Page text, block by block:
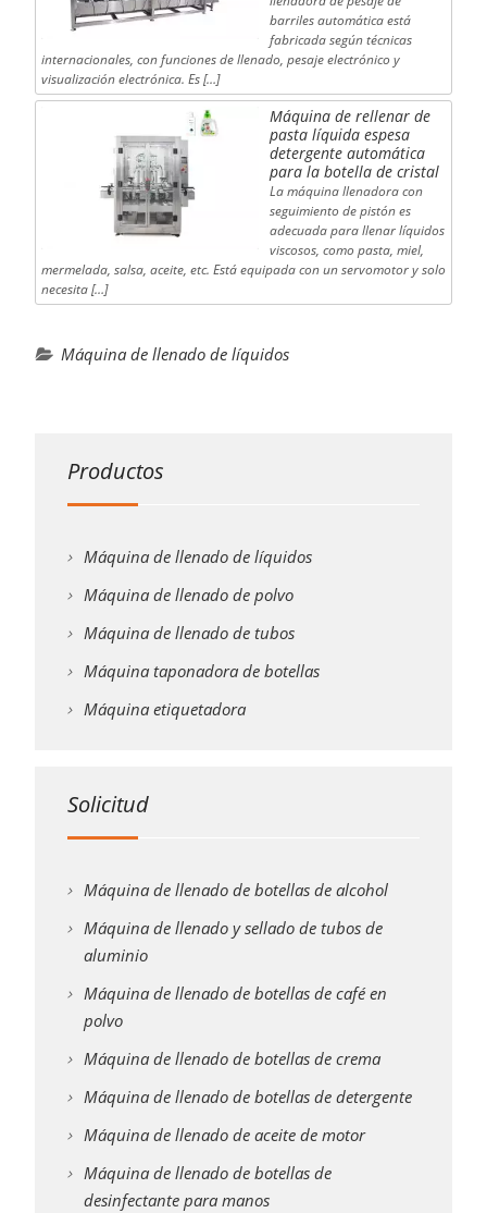
barriles automática está
fabricada según técnicas
internacionales, con funciones de llenado, pesaje electrónico y
visualización electrónica. Es […]
Máquina de rellenar de
pasta líquida espesa
detergente automática
para la botella de cristal
La máquina llenadora con
seguimiento de pistón es
adecuada para llenar líquidos
viscosos, como pasta, miel,
mermelada, salsa, aceite, etc. Está equipada con un servomotor y solo
necesita […]
Máquina de llenado de líquidos
Productos
Máquina de llenado de líquidos
Máquina de llenado de polvo
Máquina de llenado de tubos
Máquina taponadora de botellas
Máquina etiquetadora
Solicitud
Máquina de llenado de botellas de alcohol
Máquina de llenado y sellado de tubos de
aluminio
Máquina de llenado de botellas de café en
polvo
Máquina de llenado de botellas de crema
Máquina de llenado de botellas de detergente
Máquina de llenado de aceite de motor
Máquina de llenado de botellas de
desinfectante para manos